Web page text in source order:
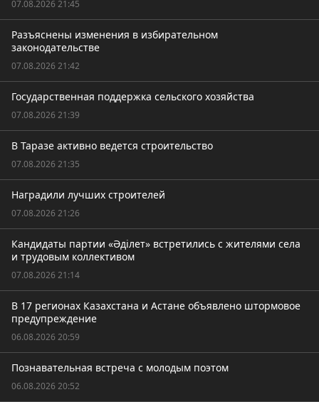
07.08.2026 21:45
Разъяснены изменения в избирательном
законодательстве
07.08.2026 21:42
Государственная поддержка сельского хозяйства
07.08.2026 21:39
В Таразе активно ведется строительство
07.08.2026 21:35
Наградили лучших строителей
07.08.2026 21:26
Кандидаты партии «Әділет» встретились с жителями села
и трудовым коллективом
07.08.2026 21:14
В 17 регионах Казахстана и Астане объявлено штормовое
предупреждение
06.08.2026 20:59
Познавательная встреча с молодым поэтом
06.08.2026 20:52